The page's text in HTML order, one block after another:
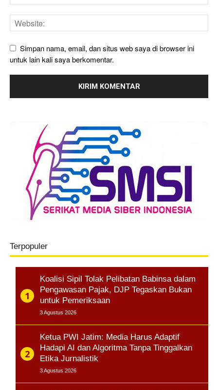
Simpan nama, email, dan situs web saya di browser ini
untuk lain kali saya berkomentar.
Terpopuler
Koalisi Sipil Tolak Pelibatan Babinsa dalam
Pengawasan Pajak, DJP Tegaskan Bukan
untuk Pemeriksaan
3 Agustus 2026
Ketua PWI Jatim: Media Harus Adaptif
Hadapi AI dan Algoritma Tanpa Tinggalkan
Etika Jurnalistik
3 Agustus 2026